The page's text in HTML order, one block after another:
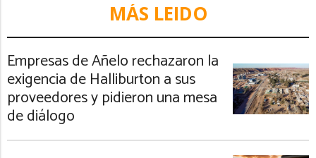
MÁS LEIDO
Empresas de Añelo rechazaron la
exigencia de Halliburton a sus
proveedores y pidieron una mesa
de diálogo